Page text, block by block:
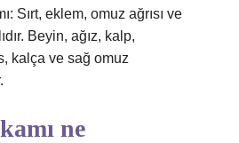
Sırt, eklem, omuz ağrısı ve
Beyin, ağız, kalp,
kalça ve sağ omuz
ne